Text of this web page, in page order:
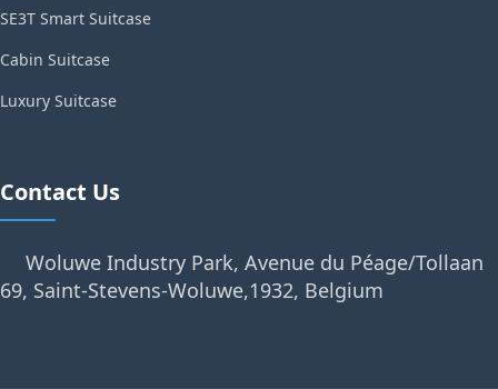
SE3T Smart Suitcase
Cabin Suitcase
Luxury Suitcase
Contact Us
Woluwe Industry Park, Avenue du Péage/Tollaan
69, Saint-Stevens-Woluwe,1932, Belgium